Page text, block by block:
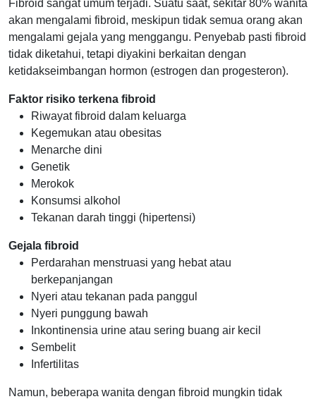
Fibroid sangat umum terjadi. Suatu saat, sekitar 80% wanita
akan mengalami fibroid, meskipun tidak semua orang akan
mengalami gejala yang menggangu. Penyebab pasti fibroid
tidak diketahui, tetapi diyakini berkaitan dengan
ketidakseimbangan hormon (estrogen dan progesteron).
Faktor risiko terkena fibroid
Riwayat fibroid dalam keluarga
Kegemukan atau obesitas
Menarche dini
Genetik
Merokok
Konsumsi alkohol
Tekanan darah tinggi (hipertensi)
Gejala fibroid
Perdarahan menstruasi yang hebat atau
berkepanjangan
Nyeri atau tekanan pada panggul
Nyeri punggung bawah
Inkontinensia urine atau sering buang air kecil
Sembelit
Infertilitas
Namun, beberapa wanita dengan fibroid mungkin tidak